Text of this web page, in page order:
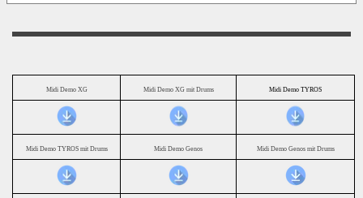
Midi Demo XG Midi Demo XG mit Drums Midi Demo TYROS
Midi Demo TYROS mit Drums Midi Demo Genos Midi Demo Genos mit Drums